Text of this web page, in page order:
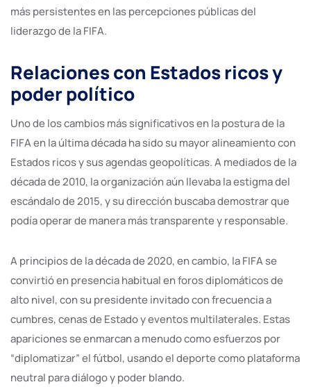
más persistentes en las percepciones públicas del
liderazgo de la FIFA.
Relaciones con Estados ricos y
poder político
Uno de los cambios más significativos en la postura de la
FIFA en la última década ha sido su mayor alineamiento con
Estados ricos y sus agendas geopolíticas. A mediados de la
década de 2010, la organización aún llevaba la estigma del
escándalo de 2015, y su dirección buscaba demostrar que
podía operar de manera más transparente y responsable.
A principios de la década de 2020, en cambio, la FIFA se
convirtió en presencia habitual en foros diplomáticos de
alto nivel, con su presidente invitado con frecuencia a
cumbres, cenas de Estado y eventos multilaterales. Estas
apariciones se enmarcan a menudo como esfuerzos por
“diplomatizar” el fútbol, usando el deporte como plataforma
neutral para diálogo y poder blando.